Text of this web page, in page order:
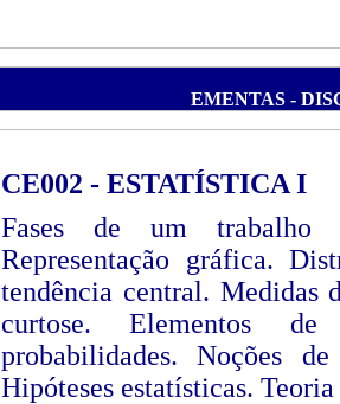
EMENTAS -
CE002 - ESTATÍSTICA I
Fases de um trabalho
Representação gráfica.
tendência central. Medidas
curtose. Elementos de
probabilidades. Noções
Hipóteses estatísticas.